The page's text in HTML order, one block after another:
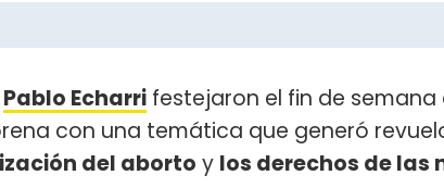
Pablo Echarri festejaron el fin de
con una temática que generó
del aborto y los derechos de las